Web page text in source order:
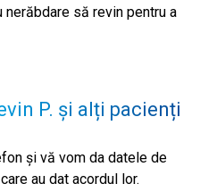
să revin pentru a
P. și alți pacienți
și vă vom da datele de
au dat acordul lor.